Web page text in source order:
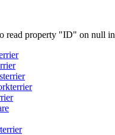
read property "ID" on null in